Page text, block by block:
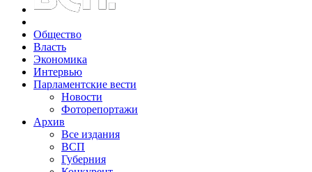
Общество
Власть
Экономика
Интервью
Парламентские вести
Новости
Фоторепортажи
Архив
Все издания
ВСП
Губерния